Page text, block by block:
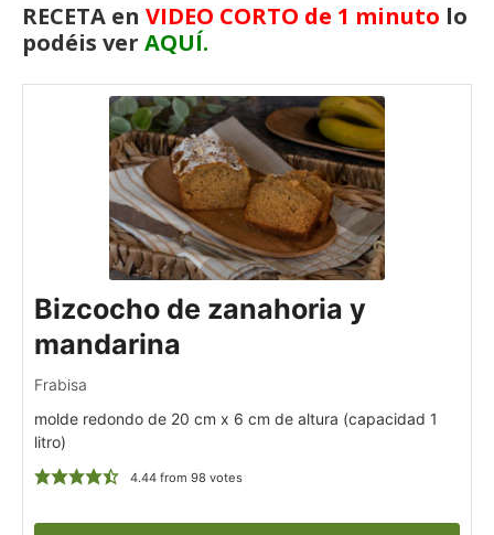
RECETA en VIDEO CORTO de 1 minuto lo
podéis ver AQUÍ.
Bizcocho de zanahoria y
mandarina
Frabisa
molde redondo de 20 cm x 6 cm de altura (capacidad 1
litro)
4.44from 98 votes